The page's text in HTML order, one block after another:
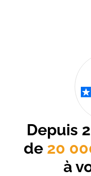
Depuis
de 20
à